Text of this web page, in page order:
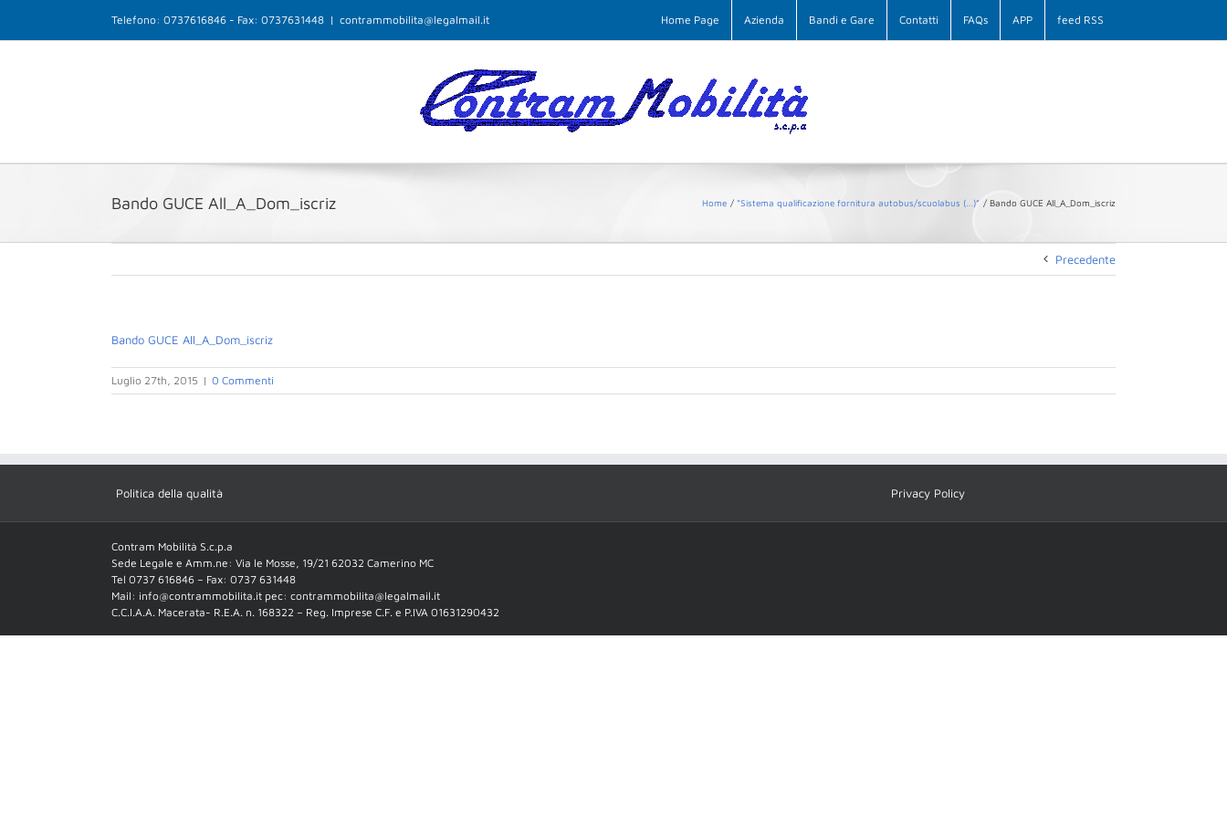
contenuto
Telefono: 0737616846 - Fax: 0737631448 | contrammobilita@legalmail.it Home Page Azienda Bandi e Gare Contatti FAQs APP feed RSS
Bando GUCE All_A_Dom_iscriz Home “Sistema qualificazione fornitura autobus/scuolabus (…)” Bando GUCE All_A_Dom_iscriz
Precedente
Bando GUCE All_A_Dom_iscriz
Luglio 27th, 2015 | 0 Commenti
Politica della qualità Privacy Policy
Contram Mobilità S.c.p.a
Sede Legale e Amm.ne: Via le Mosse, 19/21 62032 Camerino MC
Tel 0737 616846 – Fax: 0737 631448
Mail: info@contrammobilita.it pec: contrammobilita@legalmail.it
C.C.I.A.A. Macerata- R.E.A. n. 168322 – Reg. Imprese C.F. e P.IVA 01631290432